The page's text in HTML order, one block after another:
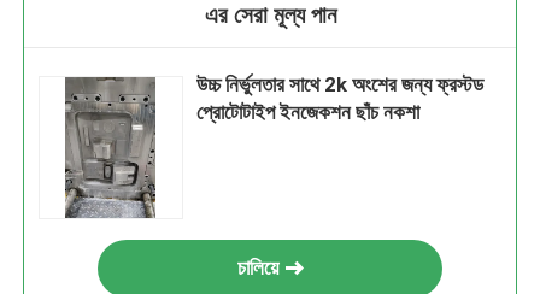
এর সেরা মূল্য পান
উচ্চ নির্ভুলতার সাথে 2k অংশের জন্য ফ্রস্টড
প্রোটোটাইপ ইনজেকশন ছাঁচ নকশা
চালিয়ে